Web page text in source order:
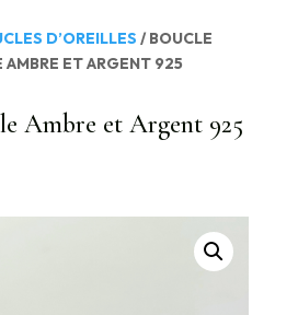
D’OREILLES / BOUCLE
AMBRE ET ARGENT 925
Ambre et Argent 925